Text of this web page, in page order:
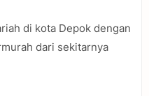
di kota Depok dengan
dari sekitarnya